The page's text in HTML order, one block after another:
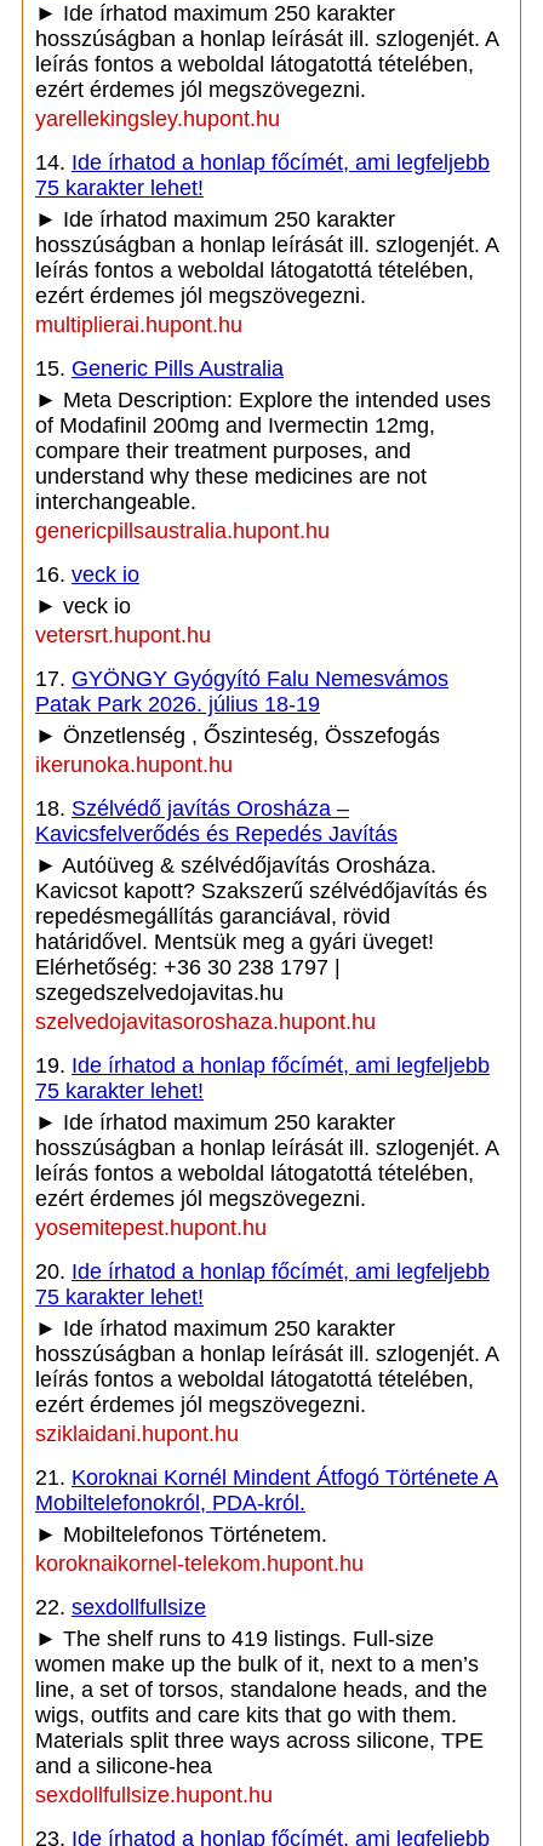
► Ide írhatod maximum 250 karakter
hosszúságban a honlap leírását ill. szlogenjét. A
leírás fontos a weboldal látogatottá tételében,
ezért érdemes jól megszövegezni.
yarellekingsley.hupont.hu
14. Ide írhatod a honlap főcímét, ami legfeljebb
75 karakter lehet!
► Ide írhatod maximum 250 karakter
hosszúságban a honlap leírását ill. szlogenjét. A
leírás fontos a weboldal látogatottá tételében,
ezért érdemes jól megszövegezni.
multiplierai.hupont.hu
15. Generic Pills Australia
► Meta Description: Explore the intended uses
of Modafinil 200mg and Ivermectin 12mg,
compare their treatment purposes, and
understand why these medicines are not
interchangeable.
genericpillsaustralia.hupont.hu
16. veck io
► veck io
vetersrt.hupont.hu
17. GYÖNGY Gyógyító Falu Nemesvámos
Patak Park 2026. július 18-19
► Önzetlenség , Őszinteség, Összefogás
ikerunoka.hupont.hu
18. Szélvédő javítás Orosháza –
Kavicsfelverődés és Repedés Javítás
► Autóüveg & szélvédőjavítás Orosháza.
Kavicsot kapott? Szakszerű szélvédőjavítás és
repedésmegállítás garanciával, rövid
határidővel. Mentsük meg a gyári üveget!
Elérhetőség: +36 30 238 1797 |
szegedszelvedojavitas.hu
szelvedojavitasoroshaza.hupont.hu
19. Ide írhatod a honlap főcímét, ami legfeljebb
75 karakter lehet!
► Ide írhatod maximum 250 karakter
hosszúságban a honlap leírását ill. szlogenjét. A
leírás fontos a weboldal látogatottá tételében,
ezért érdemes jól megszövegezni.
yosemitepest.hupont.hu
20. Ide írhatod a honlap főcímét, ami legfeljebb
75 karakter lehet!
► Ide írhatod maximum 250 karakter
hosszúságban a honlap leírását ill. szlogenjét. A
leírás fontos a weboldal látogatottá tételében,
ezért érdemes jól megszövegezni.
sziklaidani.hupont.hu
21. Koroknai Kornél Mindent Átfogó Története A
Mobiltelefonokról, PDA-król.
► Mobiltelefonos Történetem.
koroknaikornel-telekom.hupont.hu
22. sexdollfullsize
► The shelf runs to 419 listings. Full-size
women make up the bulk of it, next to a men’s
line, a set of torsos, standalone heads, and the
wigs, outfits and care kits that go with them.
Materials split three ways across silicone, TPE
and a silicone-hea
sexdollfullsize.hupont.hu
23. Ide írhatod a honlap főcímét, ami legfeljebb